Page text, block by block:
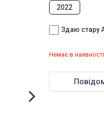
2022
Здаю стару
Немає в наявності